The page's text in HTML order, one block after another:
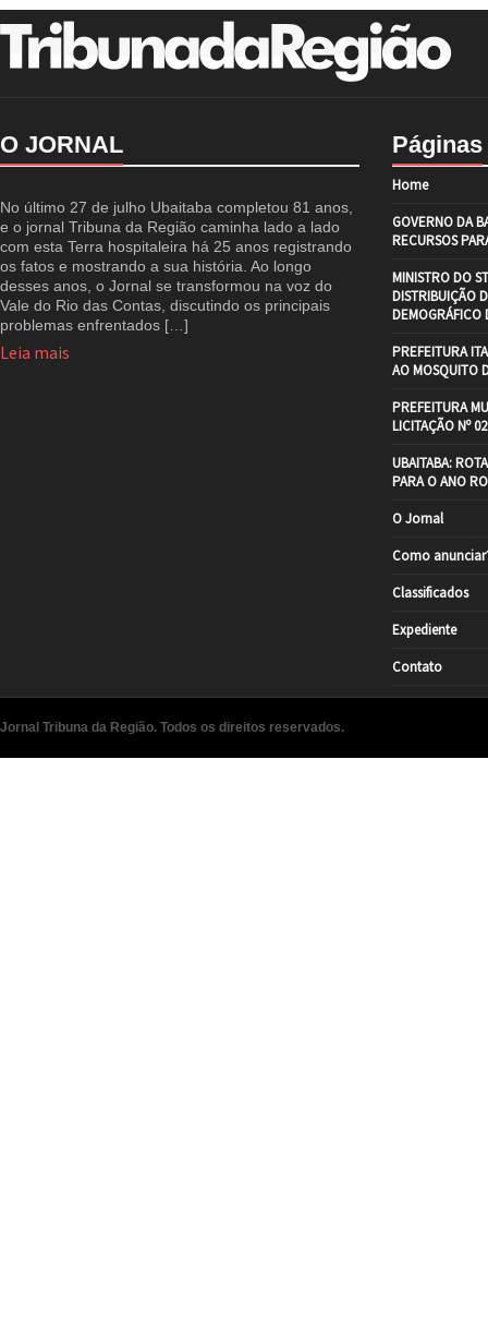
O JORNAL
No último 27 de julho Ubaitaba completou 81 anos,
e o jornal Tribuna da Região caminha lado a lado
com esta Terra hospitaleira há 25 anos registrando
os fatos e mostrando a sua história. Ao longo
desses anos, o Jornal se transformou na voz do
Vale do Rio das Contas, discutindo os principais
problemas enfrentados […]
Leia mais
Páginas
Home
GOVERNO DA
RECURSOS
MINISTRO DO
DISTRIBUIÇÃO
DEMOGRÁFICO
PREFEITURA
AO MOSQUITO
PREFEITURA
LICITAÇÃO Nº
UBAITABA:
PARA O ANO
O Jornal
Como
Classificados
Expediente
Contato
Jornal Tribuna da Região. Todos os direitos reservados.